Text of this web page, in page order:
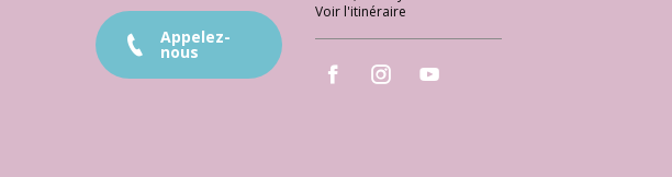
Appelez-
nous
Voir l'itinéraire
École de Danse Marc Fabrici
École de Danse Marc Fabrici
École de Danse Marc Fabrici